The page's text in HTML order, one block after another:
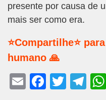
presente por causa de
mais ser como era.
⭐Compartilhe⭐
humano 🙏
E
F
T
T